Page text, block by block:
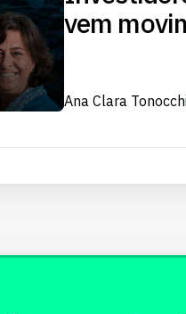
vem
Ana Clara